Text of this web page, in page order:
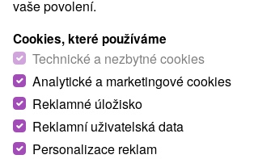
Léto v Dudincích: Léto v Dudincích:
Neomezený vstup do bazénového a
saunového světa
vaše povolení.
Cookies, které používáme
Technické a nezbytné cookies
Analytické a marketingové cookies
Reklamné úložisko
Reklamní uživatelská data
Personalizace reklam